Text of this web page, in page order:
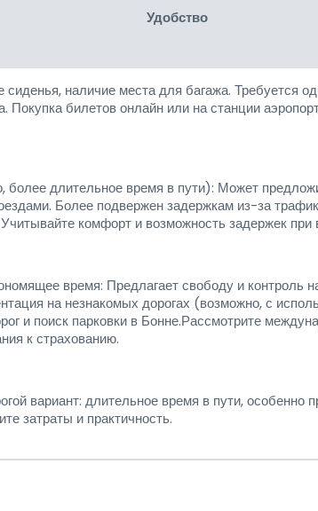
Удобство
наличие места для багажа. Требуется
Покупка билетов онлайн или на станции
длительное время в пути): Может
Более подвержен задержкам из-за
комфорт и возможность задержек при
время: Предлагает свободу и контроль
на незнакомых дорогах (возможно, с
и поиск парковки в Бонне.Рассмотрите
к страхованию.
вариант: длительное время в пути, особенно
затраты и практичность.